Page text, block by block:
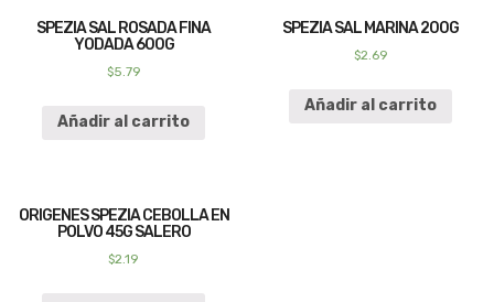
SPEZIA SAL ROSADA FINA
YODADA 600G
$5.79
Añadir al carrito
SPEZIA SAL MARINA 200G
$2.69
Añadir al carrito
ORIGENES SPEZIA CEBOLLA EN
POLVO 45G SALERO
$2.19